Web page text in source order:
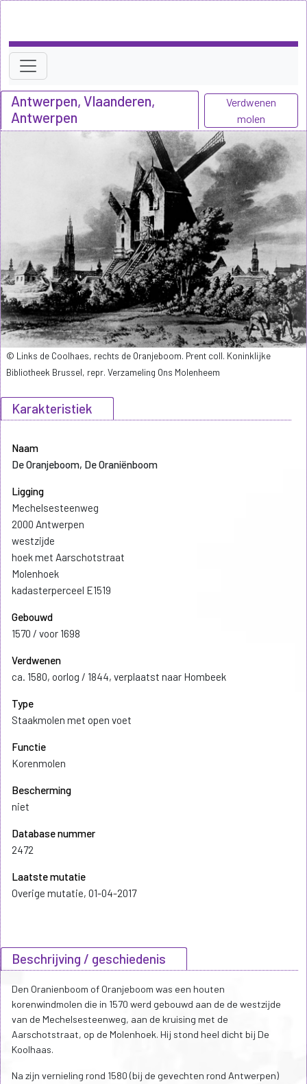
Antwerpen, Vlaanderen,
Antwerpen
Verdwenen
molen
Karakteristiek
Naam
De Oranjeboom, De Oraniënboom
Ligging
Mechelsesteenweg
2000 Antwerpen
westzijde
hoek met Aarschotstraat
Molenhoek
kadasterperceel E1519
Gebouwd
1570 / voor 1698
Verdwenen
ca. 1580, oorlog / 1844, verplaatst naar Hombeek
Type
Staakmolen met open voet
Functie
Korenmolen
Bescherming
niet
Database nummer
2472
Laatste mutatie
Overige mutatie, 01-04-2017
© Links de Coolhaes, rechts de Oranjeboom. Prent coll. Koninklijke
Bibliotheek Brussel, repr. Verzameling Ons Molenheem
Beschrijving / geschiedenis
Den Oranienboom of Oranjeboom was een houten
korenwindmolen die in 1570 werd gebouwd aan de de westzijde
van de Mechelsesteenweg, aan de kruising met de
Aarschotstraat, op de Molenhoek. Hij stond heel dicht bij De
Koolhaas.
Na zijn vernieling rond 1580 (bij de gevechten rond Antwerpen)